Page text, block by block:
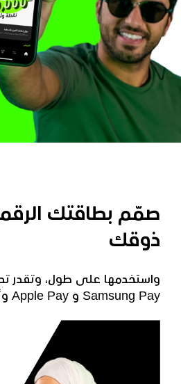
صمّم بطاقتك
ذوقك
واستخدمها على طول، وتقدر
وأكثر Apple Pay و Samsung Pay